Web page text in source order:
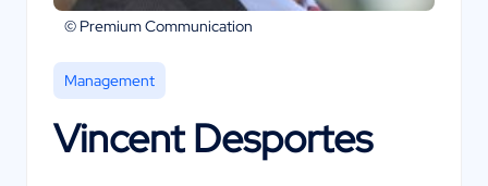
© Premium Communication
Management
Vincent Desportes